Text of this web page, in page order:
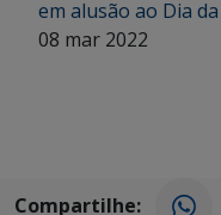
em alusão ao Dia
08 mar 2022
Compartilhe: